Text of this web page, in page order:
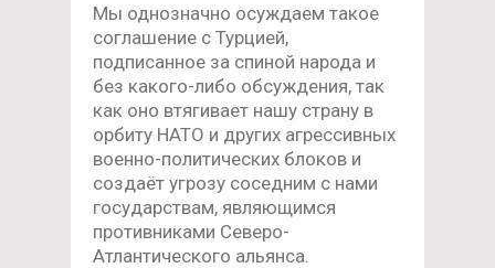
Мы однозначно осуждаем такое
соглашение с Турцией,
подписанное за спиной народа и
без какого-либо обсуждения, так
как оно втягивает нашу страну в
орбиту НАТО и других агрессивных
военно-политических блоков и
создаёт угрозу соседним с нами
государствам, являющимся
противниками Северо-
Атлантического альянса.